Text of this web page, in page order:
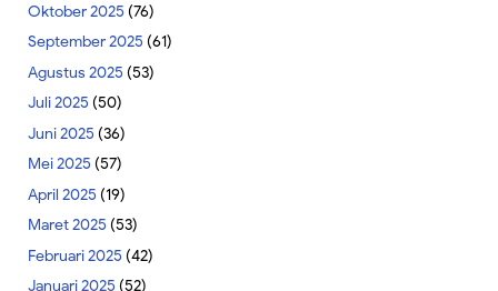
Oktober 2025 (76)
September 2025 (61)
Agustus 2025 (53)
Juli 2025 (50)
Juni 2025 (36)
Mei 2025 (57)
April 2025 (19)
Maret 2025 (53)
Februari 2025 (42)
Januari 2025 (52)